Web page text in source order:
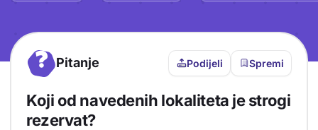
? Pitanje Podijeli Spremi
Koji od navedenih lokaliteta je strogi
rezervat?